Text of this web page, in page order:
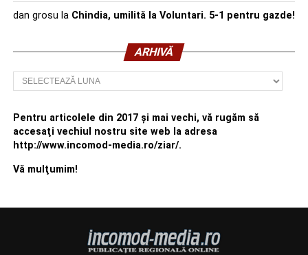
dan grosu la Chindia, umilită la Voluntari. 5-1 pentru gazde!
ARHIVĂ
Arhivă
Pentru articolele din 2017 şi mai vechi, vă rugăm să
accesaţi vechiul nostru site web la adresa
http://www.incomod-media.ro/ziar/.
Vă mulţumim!